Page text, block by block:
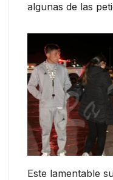
algunas de las
Este lamentable